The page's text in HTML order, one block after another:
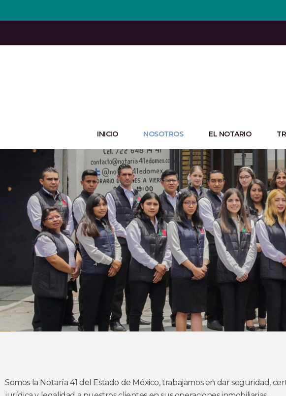
INICIO NOSOTROS EL NOTARIO
Somos la Notaría 41 del Estado de México, trabajamos en dar seguridad,